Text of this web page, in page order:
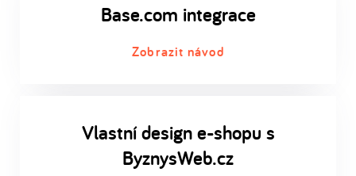
Base.com integrace
Zobrazit návod
Vlastní design e-shopu s
ByznysWeb.cz